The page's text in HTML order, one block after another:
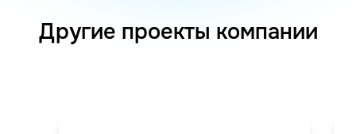
Другие проекты компании